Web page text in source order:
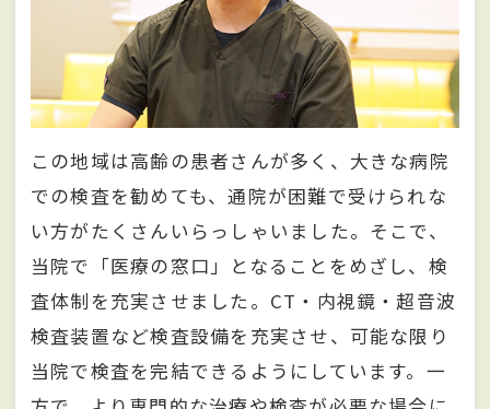
この地域は高齢の患者さんが多く、大きな病院
での検査を勧めても、通院が困難で受けられな
い方がたくさんいらっしゃいました。そこで、
当院で「医療の窓口」となることをめざし、検
査体制を充実させました。CT・内視鏡・超音波
検査装置など検査設備を充実させ、可能な限り
当院で検査を完結できるようにしています。一